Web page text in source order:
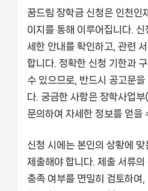
꿈드림 장학금 신청은 인천인
이지를 통해 이루어집니다.
세한 안내를 확인하고, 관련
합니다. 정확한 신청 기한과
수 있으므로, 반드시 공고문을
다. 궁금한 사항은 장학사
문의하여 자세한 정보를 얻을
신청 시에는 본인의 상황에 맞
제출해야 합니다. 제출 서류
충족 여부를 면밀히 검토하여